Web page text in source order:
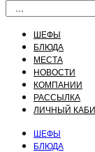
ШЕФЫ
БЛЮДА
МЕСТА
НОВОСТИ
КОМПАНИИ
РАССЫЛКА
ЛИЧНЫЙ
ШЕФЫ
БЛЮДА